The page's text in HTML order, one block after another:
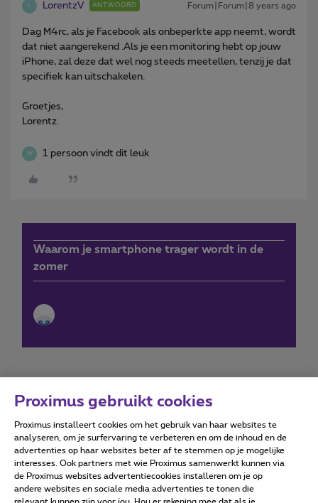
L LorentzV ANTWOORD Forum|Forum|8 years ago
Dag M4rc, als je Facebook als onbeperkte app neemt, wordt
dat niet aangerekend .Als je een monitoring hebt op jouw
iPhone, zal deze dat wel nog steeds meetellen, tenzij je dat
specifiek kan uitschakelen.
Groetjes,
Lorentz.
W 1 persoon vindt dit leuk
Waarom je smartphone trager wordt in de
zomer
Forumvoorwaarden Accessibility statement
Proximus gebruikt cookies
Proximus installeert cookies om het gebruik van haar websites te
analyseren, om je surfervaring te verbeteren en om de inhoud en de
advertenties op haar websites beter af te stemmen op je mogelijke
interesses. Ook partners met wie Proximus samenwerkt kunnen via
de Proximus websites advertentiecookies installeren om je op
andere websites en sociale media advertenties te tonen die